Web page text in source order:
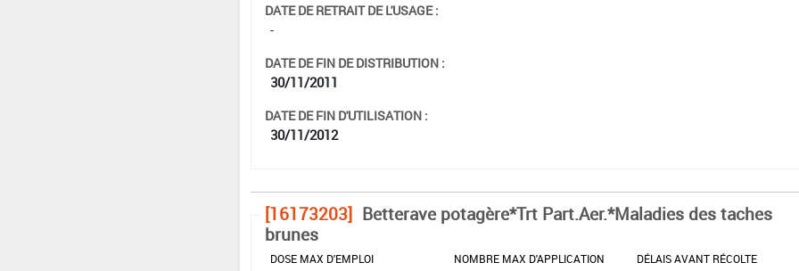
DATE DE RETRAIT DE L'USAGE :
-
DATE DE FIN DE DISTRIBUTION :
30/11/2011
DATE DE FIN D'UTILISATION :
30/11/2012
[16173203] Betterave potagère*Trt Part.Aer.*Maladies des taches
brunes
DOSE MAX D'EMPLOI NOMBRE MAX D'APPLICATION DÉLAIS AVANT RÉCOLTE